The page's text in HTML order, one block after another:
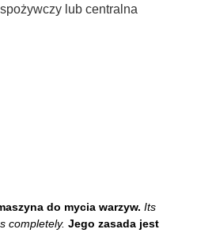
spożywczy lub centralna
do mycia warzyw. Its
completely. Jego zasada jest